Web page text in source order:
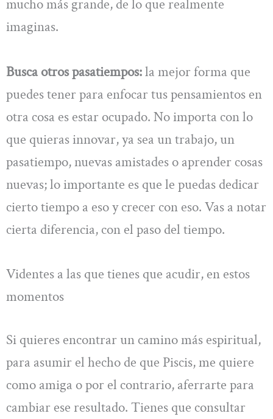
mucho más grande, de lo que realmente
imaginas.
Busca otros pasatiempos:la mejor forma que
puedes tener para enfocar tus pensamientos en
otra cosa es estar ocupado. No importa con lo
que quieras innovar, ya sea un trabajo, un
pasatiempo, nuevas amistades o aprender cosas
nuevas; lo importante es que le puedas dedicar
cierto tiempo a eso y crecer con eso. Vas a notar
cierta diferencia, con el paso del tiempo.
Videntes a las que tienes que acudir, en estos
momentos
Si quieres encontrar un camino más espiritual,
para asumir el hecho de que Piscis, me quiere
como amiga o por el contrario, aferrarte para
cambiar ese resultado. Tienes que consultar